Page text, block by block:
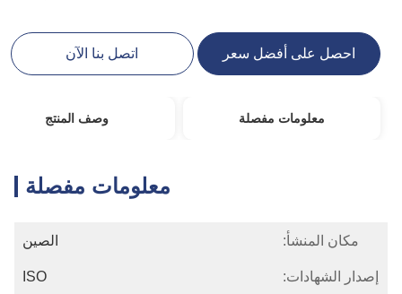
احصل على أفضل سعر اتصل بنا الآن
معلومات مفصلة وصف المنتج
معلومات مفصلة
مكان المنشأ: الصين
إصدار الشهادات: ISO